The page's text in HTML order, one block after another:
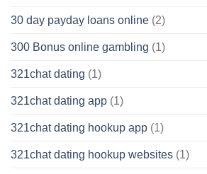
30 day payday loans online (2)
300 Bonus online gambling (1)
321chat dating (1)
321chat dating app (1)
321chat dating hookup app (1)
321chat dating hookup websites (1)